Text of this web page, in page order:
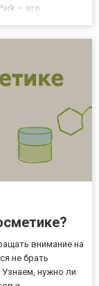
– это
внимание на
не брать
нужно ли